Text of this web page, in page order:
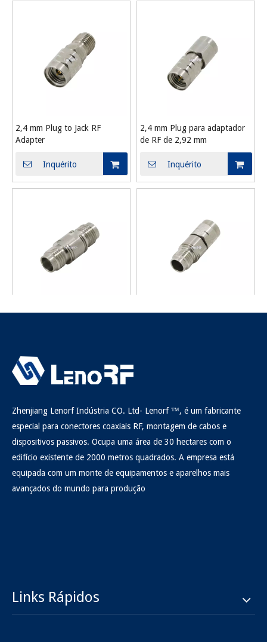
2,4 mm Plug to Jack RF
Adapter
Inquérito
2,4 mm Plug para adaptador
de RF de 2,92 mm
Inquérito
2.4mm Jack para Jack RF
Jack 2.4mm para adaptador
Zhenjiang Lenorf Indústria CO. Ltd- Lenorf ™, é um fabricante
especial para conectores coaxiais RF, montagem de cabos e
dispositivos passivos. Ocupa uma área de 30 hectares com o
edifício existente de 2000 metros quadrados. A empresa está
equipada com um monte de equipamentos e aparelhos mais
avançados do mundo para produção
Links Rápidos